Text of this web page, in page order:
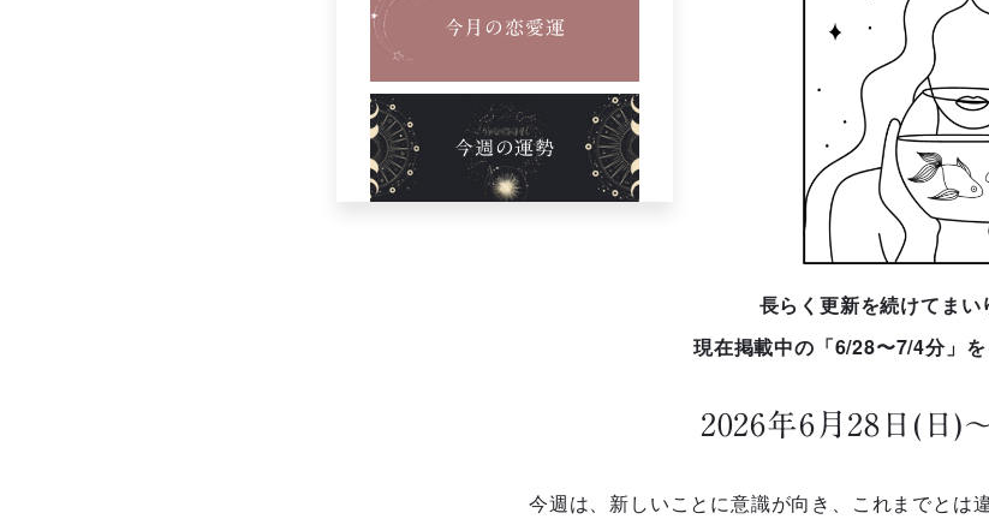
今月の恋愛運
今週の運勢
長らく更新を続けてまい
現在掲載中の「6/28〜7/4分」を
2026年6月28日(日)
今週は、新しいことに意識が向き、これまでとは